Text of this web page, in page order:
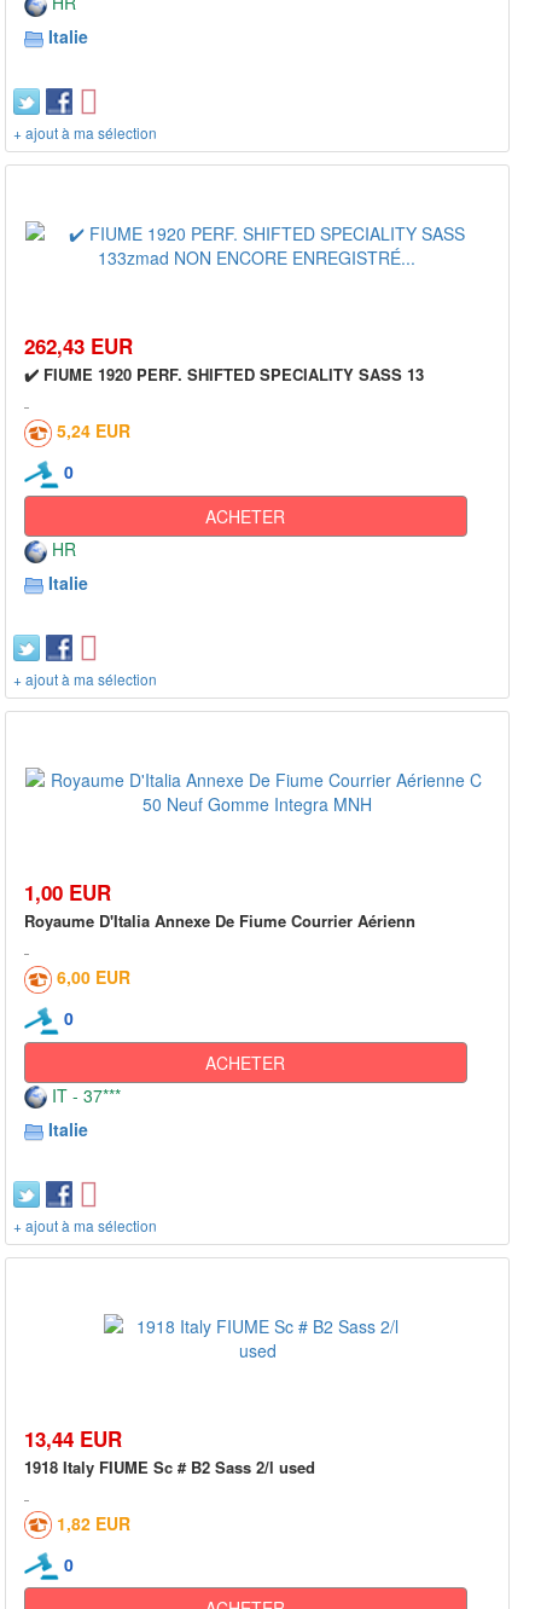
Italie
+ ajout à ma sélection
262,43 EUR
✔️ FIUME 1920 PERF. SHIFTED SPECIALITY SASS 13
5,24 EUR
0
ACHETER
HR
Italie
+ ajout à ma sélection
1,00 EUR
Royaume D'Italia Annexe De Fiume Courrier Aérienn
6,00 EUR
0
ACHETER
IT - 37***
Italie
+ ajout à ma sélection
13,44 EUR
1918 Italy FIUME Sc # B2 Sass 2/l used
1,82 EUR
0